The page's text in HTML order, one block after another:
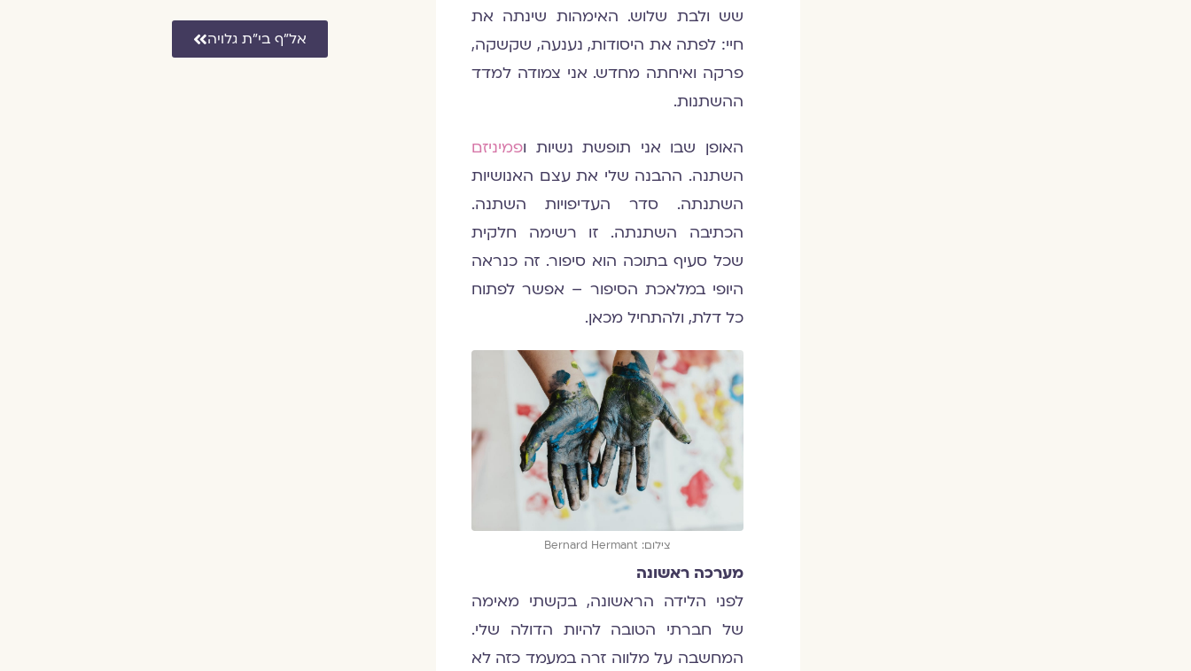
שש ולבת שלוש. האימהות שינתה את
חיי: לפתה את היסודות, נענעה, שקשקה,
פרקה ואיחתה מחדש. אני צמודה למדד
ההשתנות.
האופן שבו אני תופשת נשיות ופמיניזם
השתנה. ההבנה שלי את עצם האנושיות
השתנתה. סדר העדיפויות השתנה.
הכתיבה השתנתה. זו רשימה חלקית
שכל סעיף בתוכה הוא סיפור. זה כנראה
היופי במלאכת הסיפור – אפשר לפתוח
כל דלת, ולהתחיל מכאן.
צילום: Bernard Hermant
מערכה ראשונה
לפני הלידה הראשונה, בקשתי מאימה
של חברתי הטובה להיות הדולה שלי.
המחשבה על מלווה זרה במעמד כזה לא
אל״ף בי״ת גלויה